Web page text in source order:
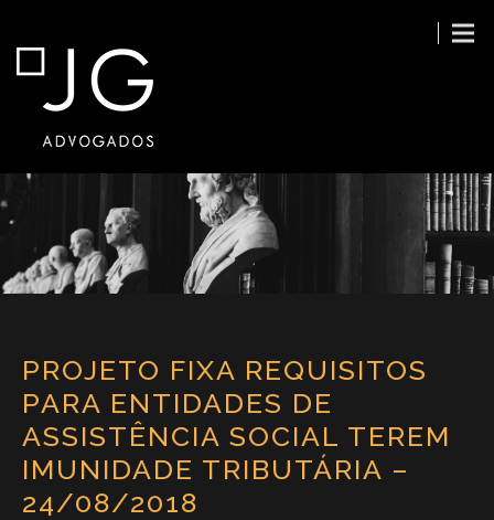
PROJETO FIXA REQUISITOS
PARA ENTIDADES DE
ASSISTÊNCIA SOCIAL TEREM
IMUNIDADE TRIBUTÁRIA –
24/08/2018